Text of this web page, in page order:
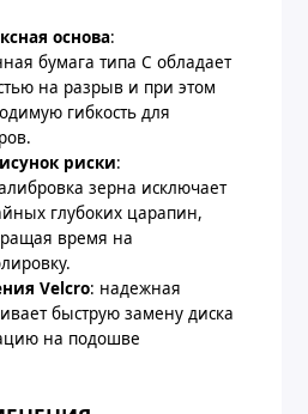
основа:
бумага типа C обладает
на разрыв и при этом
гибкость для
риски:
зерна исключает
глубоких царапин,
время на
Velcro: надежная
быструю замену диска
на подошве